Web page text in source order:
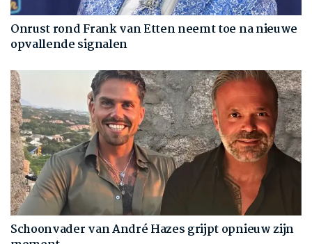
Onrust rond Frank van Etten neemt toe na nieuwe
opvallende signalen
Schoonvader van André Hazes grijpt opnieuw zijn